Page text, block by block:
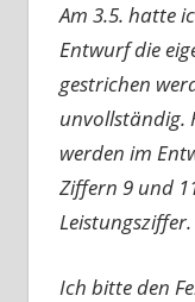
Am 3.5. hatte
Entwurf die
gestrichen
unvollständig.
werden im
Ziffern 9 und
Leistungsziffer.
Ich bitte den